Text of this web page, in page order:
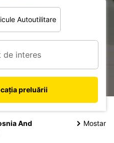
Autoutilitare
preluării
And
Mostar